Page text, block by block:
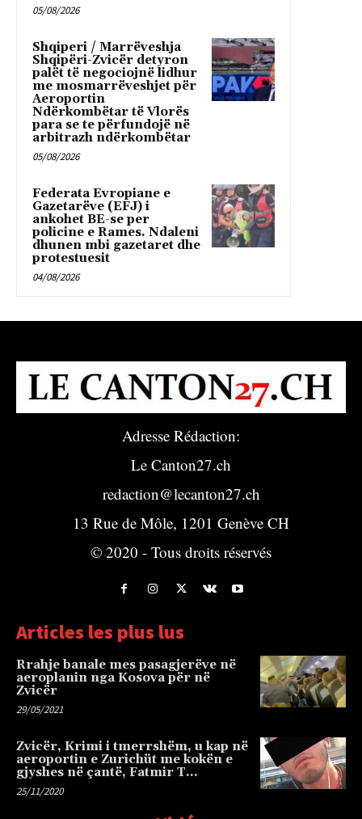
05/08/2026
Shqiperi / Marrëveshja
Shqipëri-Zvicër detyron
palët të negociojnë lidhur
me mosmarrëveshjet për
Aeroportin
Ndërkombëtar të Vlorës
para se te përfundojë në
arbitrazh ndërkombëtar
05/08/2026
Federata Evropiane e
Gazetarëve (EFJ) i
ankohet BE-se per
policine e Rames. Ndaleni
dhunen mbi gazetaret dhe
protestuesit
04/08/2026
Adresse Rédaction:
Le Canton27.ch
redaction@lecanton27.ch
13 Rue de Môle, 1201 Genève CH
© 2020 - Tous droits réservés
Articles les plus lus
Rrahje banale mes pasagjerëve në
aeroplanin nga Kosova për në
Zvicër
29/05/2021
Zvicër, Krimi i tmerrshëm, u kap në
aeroportin e Zurichüt me kokën e
gjyshes në çantë, Fatmir T…
25/11/2020